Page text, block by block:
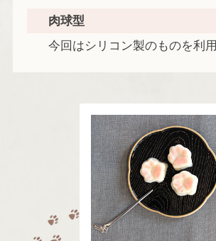
肉球型
今回はシリコン製のものを利